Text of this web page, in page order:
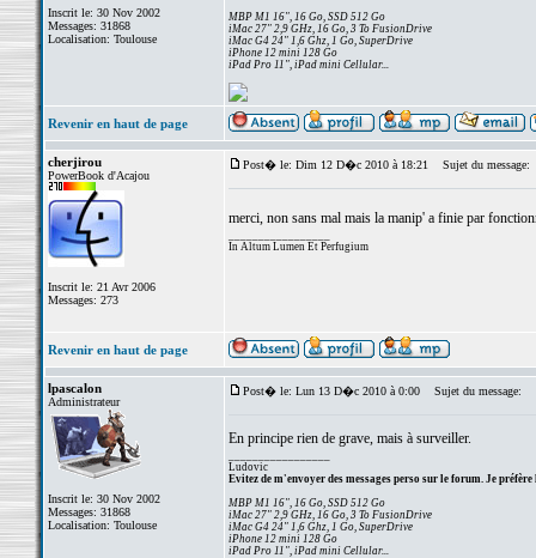
Inscrit le: 30 Nov 2002
Messages: 31868
Localisation: Toulouse
MBP M1 16", 16 Go, SSD 512 Go
iMac 27" 2,9 GHz, 16 Go, 3 To FusionDrive
iMac G4 24" 1,6 Ghz, 1 Go, SuperDrive
iPhone 12 mini 128 Go
iPad Pro 11", iPad mini Cellular...
Revenir en haut de page
cherjirou
PowerBook d'Acajou
Inscrit le: 21 Avr 2006
Messages: 273
Post� le: Dim 12 D�c 2010 à 18:21 Sujet du message:
merci, non sans mal mais la manip' a finie par
In Altum Lumen Et Perfugium
Revenir en haut de page
lpascalon
Administrateur
Inscrit le: 30 Nov 2002
Messages: 31868
Localisation: Toulouse
Post� le: Lun 13 D�c 2010 à 0:00 Sujet du message:
En principe rien de grave, mais à surveiller.
Ludovic
Evitez de m'envoyer des messages perso sur le forum. Je préfère
MBP M1 16", 16 Go, SSD 512 Go
iMac 27" 2,9 GHz, 16 Go, 3 To FusionDrive
iMac G4 24" 1,6 Ghz, 1 Go, SuperDrive
iPhone 12 mini 128 Go
iPad Pro 11", iPad mini Cellular...